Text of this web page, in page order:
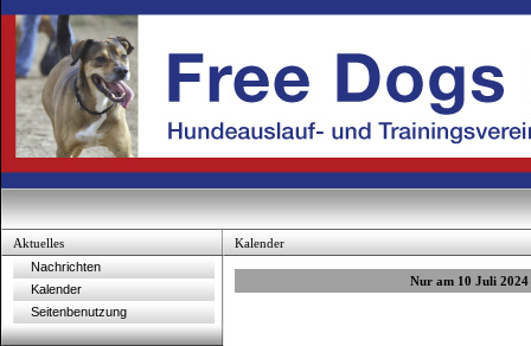
Aktuelles
Nachrichten
Kalender
Seitenbenutzung
Kalender
Nur am 10 Juli 2024